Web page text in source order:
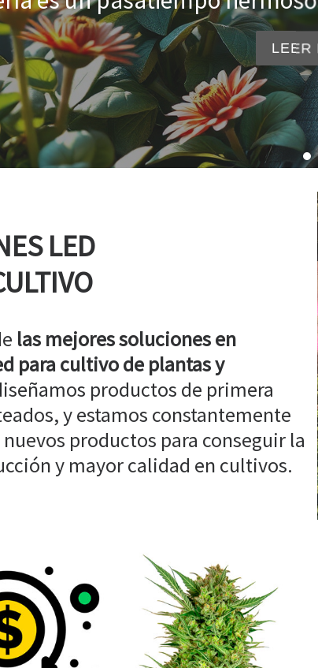
LEER
LED
las mejores soluciones en
para cultivo de plantas y
productos de primera
y estamos constantemente
productos para conseguir la
y mayor calidad en cultivos.